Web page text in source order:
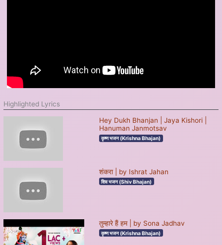
Highlighted Lyrics
Hey Dukh Bhanjan | Jaya Kishori |
Hanuman Janmotsav
कृष्ण भजन (Krishna Bhajan)
शंकरा | by Ishrat Jahan
शिव भजन (Shiv Bhajan)
तुम्हारे हैं हम | by Sona Jadhav
कृष्ण भजन (Krishna Bhajan)